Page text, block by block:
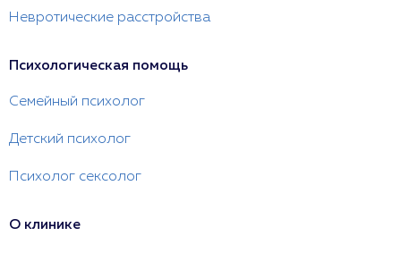
Невротические расстройства
Психологическая помощь
Семейный психолог
Детский психолог
Психолог сексолог
О клинике